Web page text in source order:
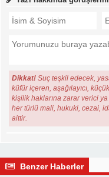
Dikkat! Suç teşkil edecek,
küfür içeren, aşağılayıcı,
kişilik haklarına zarar verici
her türlü mali, hukuki, cezai,
aittir.
Benzer Haberler